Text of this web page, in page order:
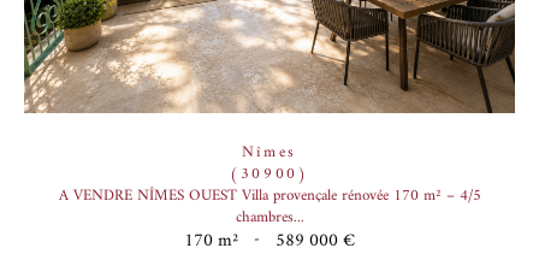
Nîmes
(30900)
A VENDRE NÎMES OUEST Villa provençale rénovée 170 m² – 4/5
chambres...
170 m² - 589 000 €